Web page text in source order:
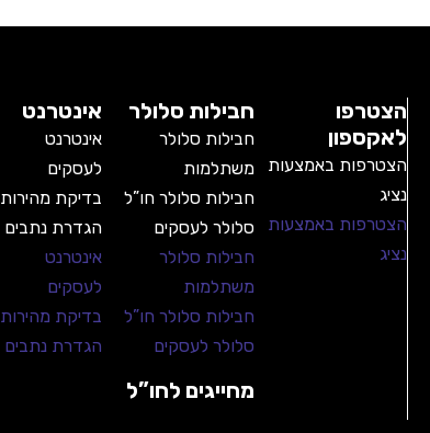
הצטרפו
לאקספון
הצטרפות באמצעות
נציג
הצטרפות באמצעות
נציג
חבילות סלולר
חבילות סלולר
משתלמות
חבילות סלולר חו”ל
סלולר לעסקים
חבילות סלולר
משתלמות
חבילות סלולר חו”ל
סלולר לעסקים
מחייגים לחו”ל
אינטרנט
אינטרנט
לעסקים
בדיקת מהירות
הגדרת נתבים
אינטרנט
לעסקים
בדיקת מהירות
הגדרת נתבים